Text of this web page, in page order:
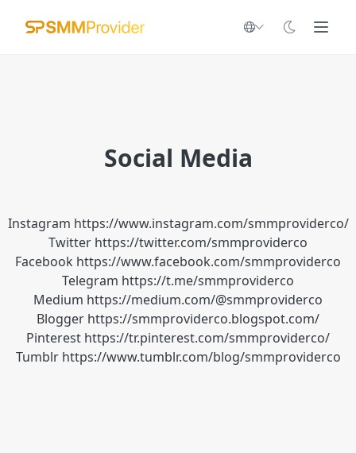
Social Media
Instagram https://www.instagram.com/smmproviderco/
Twitter https://twitter.com/smmproviderco
Facebook https://www.facebook.com/smmproviderco
Telegram https://t.me/smmproviderco
Medium https://medium.com/@smmproviderco
Blogger https://smmproviderco.blogspot.com/
Pinterest https://tr.pinterest.com/smmproviderco/
Tumblr https://www.tumblr.com/blog/smmproviderco